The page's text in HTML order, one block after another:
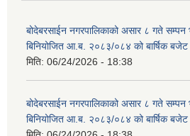
बोदेबरसाईन नगरपालिकाको असार ८ गते
बिनियोजित आ.ब. २०८३/०८४ को बार्षिक बजेट
मिति: 06/24/2026 - 18:38
बोदेबरसाईन नगरपालिकाको असार ८ गते
बिनियोजित आ.ब. २०८३/०८४ को बार्षिक बजेट